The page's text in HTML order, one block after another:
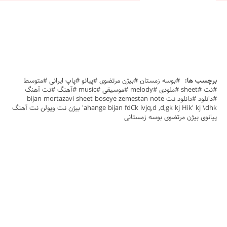
برچسب ها: #بوسه زمستان #بیژن مرتضوی #پیانو #پاپ ایرانی #متوسط
#نت #sheet #ملودی #melody #موسیقی #music #آهنگ #نت آهنگ
#دانلود #دانلود نت bijan mortazavi sheet boseye zemestan note
ahange bijan fdCk lvjq,d ,d,gk kj Hik' kj \dhk' بیژن نت ویولن نت آهنگ
پیانوی بیژن مرتضوی بوسه زمستانی